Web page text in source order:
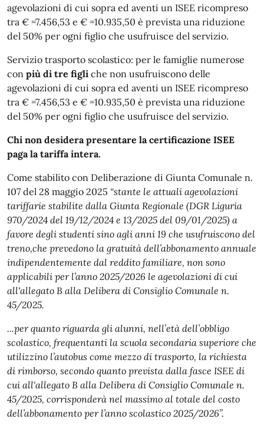
agevolazioni di cui sopra ed aventi un ISEE ricompreso
tra € =7.456,53 e € =10.935,50 è prevista una riduzione
del 50% per ogni figlio che usufruisce del servizio.
Servizio trasporto scolastico: per le famiglie numerose
con più di tre figli che non usufruiscono delle
agevolazioni di cui sopra ed aventi un ISEE ricompreso
tra € =7.456,53 e € =10.935,50 è prevista una riduzione
del 50% per ogni figlio che usufruisce del servizio.
Chi non desidera presentare la certificazione ISEE
paga la tariffa intera.
Come stabilito con Deliberazione di Giunta Comunale n.
107 del 28 maggio 2025 “stante le attuali agevolazioni
tariffarie stabilite dalla Giunta Regionale (DGR Liguria
970/2024 del 19/12/2024 e 13/2025 del 09/01/2025) a
favore degli studenti sino agli anni 19 che usufruiscono del
treno,che prevedono la gratuità dell’abbonamento annuale
indipendentemente dal reddito familiare, non sono
applicabili per l’anno 2025/2026 le agevolazioni di cui
all'allegato B alla Delibera di Consiglio Comunale n.
45/2025.
...per quanto riguarda gli alunni, nell’età dell’obbligo
scolastico, frequentanti la scuola secondaria superiore che
utilizzino l’autobus come mezzo di trasporto, la richiesta
di rimborso, secondo quanto prevista dalla fasce ISEE di
cui all'allegato B alla Delibera di Consiglio Comunale n.
45/2025, corrisponderà nel massimo al totale del costo
dell’abbonamento per l’anno scolastico 2025/2026”.